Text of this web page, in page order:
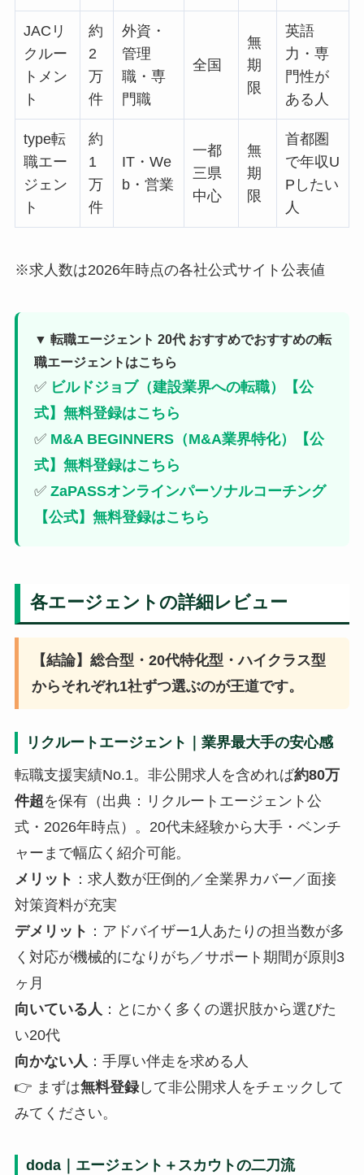
JACリ
クルー
トメン
ト
約
2
万
件
外資・
管理
職・専
門職
全国
無
期
限
英語
力・専
門性が
ある人
type転
職エー
ジェン
ト
約
1
万
件
IT・We
b・営業
一都
三県
中心
無
期
限
首都圏
で年収U
Pしたい
人
※求人数は2026年時点の各社公式サイト公表値
▼ 転職エージェント 20代 おすすめでおすすめの転
職エージェントはこちら
✅ ビルドジョブ（建設業界への転職）【公
式】無料登録はこちら
✅ M&A BEGINNERS（M&A業界特化）【公
式】無料登録はこちら
✅ ZaPASSオンラインパーソナルコーチング
【公式】無料登録はこちら
各エージェントの詳細レビュー
【結論】総合型・20代特化型・ハイクラス型
からそれぞれ1社ずつ選ぶのが王道です。
リクルートエージェント｜業界最大手の安心感
転職支援実績No.1。非公開求人を含めれば約80万
件超を保有（出典：リクルートエージェント公
式・2026年時点）。20代未経験から大手・ベンチ
ャーまで幅広く紹介可能。
メリット ：求人数が圧倒的／全業界カバー／面接
対策資料が充実
デメリット ：アドバイザー1人あたりの担当数が多
く対応が機械的になりがち／サポート期間が原則3
ヶ月
向いている人 ：とにかく多くの選択肢から選びた
い20代
向かない人 ：手厚い伴走を求める人
👉 まずは無料登録して非公開求人をチェックして
みてください。
doda｜エージェント＋スカウトの二刀流